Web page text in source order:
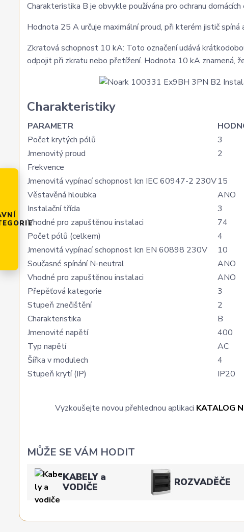
Charakteristika B je obvykle používána pro ochranu
Hodnota 25 A určuje maximální proud, při kterém jistič
Zkratová schopnost 10 kA: Toto označení udává
odpojit při zkratu nebo přetížení. Hodnota 10 kA znamená,
Charakteristiky
PARAMETR
Počet krytých pólů
3
Jmenovitý proud
2
Frekvence
Jmenovitá vypínací schopnost Icn IEC 60947-2 230V15
Věstavěná hloubka
ANO
Instalační třída
3
Vhodné pro zapuštěnou instalaci
74
Počet pólů (celkem)
4
Jmenovitá vypínací schopnost Icn EN 60898 230V
10
Současné spínání N-neutral
ANO
Vhodné pro zapuštěnou instalaci
ANO
Přepěťová kategorie
3
Stupeň znečištění
2
Charakteristika
B
Jmenovité napětí
400
Typ napětí
AC
Šířka v modulech
4
Stupeň krytí (IP)
IP20
Vyzkoušejte novou přehlednou aplikaci KATALOG
MŮŽE SE VÁM HODIT
KABELY a
VODIČE
ROZVADĚČE